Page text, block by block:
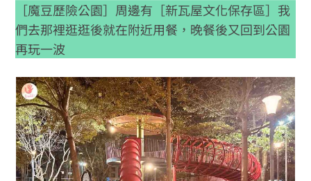
［魔豆歷險公園］周邊有［新瓦屋文化保存區］我
們去那裡逛逛後就在附近用餐，晚餐後又回到公園
再玩一波